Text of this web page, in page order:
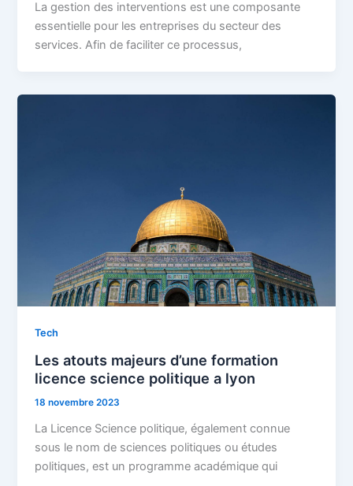
La gestion des interventions est une composante
essentielle pour les entreprises du secteur des
services. Afin de faciliter ce processus,
Tech
Les atouts majeurs d’une formation
licence science politique a lyon
18 novembre 2023
La Licence Science politique, également connue
sous le nom de sciences politiques ou études
politiques, est un programme académique qui